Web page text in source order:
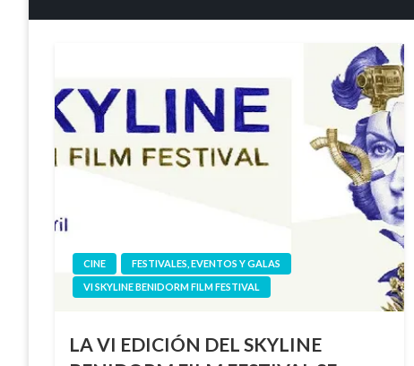
CINE
FESTIVALES, EVENTOS Y GALAS
VI SKYLINE BENIDORM FILM FESTIVAL
LA VI EDICIÓN DEL SKYLINE